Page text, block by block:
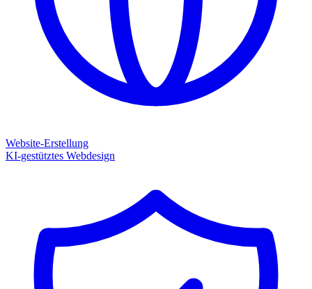
Website-Erstellung
KI-gestütztes Webdesign